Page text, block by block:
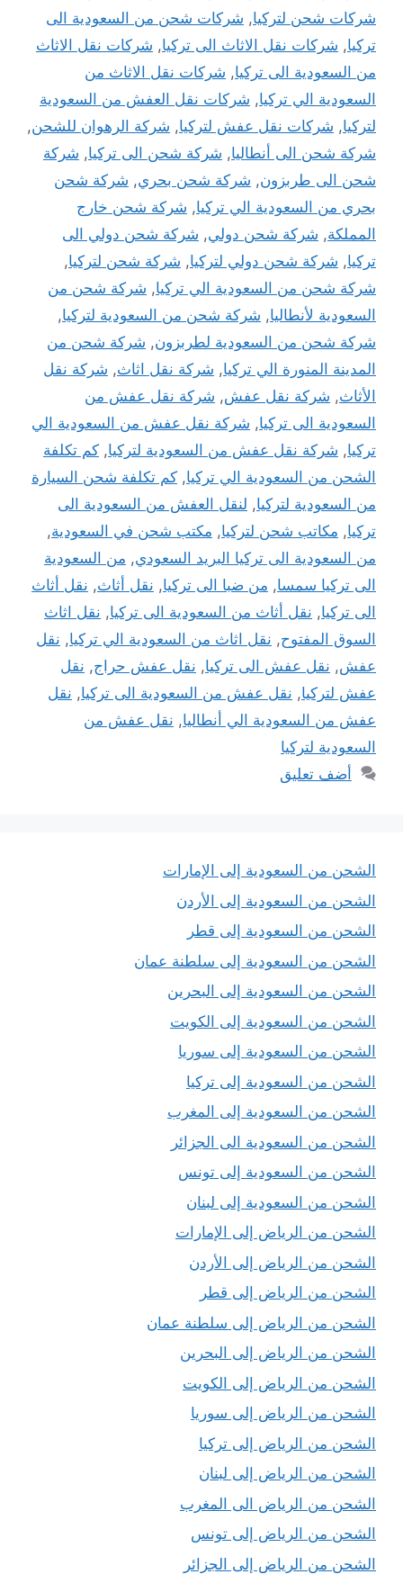
شركات شحن لتركيا, شركات شحن من السعودية الى
تركيا, شركات نقل الاثاث الى تركيا, شركات نقل الاثاث
من السعودية الى تركيا, شركات نقل الاثاث من
السعودية الي تركيا, شركات نقل العفش من السعودية
لتركيا, شركات نقل عفش لتركيا, شركة الرهوان للشحن,
شركة شحن الى أنطاليا, شركة شحن الى تركيا, شركة
شحن الى طربزون, شركة شحن بحري, شركة شحن
بحري من السعودية الي تركيا, شركة شحن خارج
المملكة, شركة شحن دولي, شركة شحن دولي الى
تركيا, شركة شحن دولي لتركيا, شركة شحن لتركيا,
شركة شحن من السعودية الي تركيا, شركة شحن من
السعودية لأنطاليا, شركة شحن من السعودية لتركيا,
شركة شحن من السعودية لطربزون, شركة شحن من
المدينة المنورة الي تركيا, شركة نقل اثاث, شركة نقل
الأثاث, شركة نقل عفش, شركة نقل عفش من
السعودية الى تركيا, شركة نقل عفش من السعودية الي
تركيا, شركة نقل عفش من السعودية لتركيا, كم تكلفة
الشحن من السعودية الي تركيا, كم تكلفة شحن السيارة
من السعودية لتركيا, لنقل العفش من السعودية الى
تركيا, مكاتب شحن لتركيا, مكتب شحن في السعودية,
من السعودية الى تركيا البريد السعودي, من السعودية
الى تركيا سمسا, من ضبا الى تركيا, نقل أثاث, نقل أثاث
الى تركيا, نقل أثاث من السعودية الى تركيا, نقل اثاث
السوق المفتوح, نقل اثاث من السعودية الي تركيا, نقل
عفش, نقل عفش الى تركيا, نقل عفش حراج, نقل
عفش لتركيا, نقل عفش من السعودية الى تركيا, نقل
عفش من السعودية الي أنطاليا, نقل عفش من
السعودية لتركيا
أضف تعليق
الشحن من السعودية إلى الإمارات
الشحن من السعودية إلى الأردن
الشحن من السعودية إلى قطر
الشحن من السعودية إلى سلطنة عمان
الشحن من السعودية إلى البحرين
الشحن من السعودية إلى الكويت
الشحن من السعودية إلى سوريا
الشحن من السعودية إلى تركيا
الشحن من السعودية إلى المغرب
الشحن من السعودية الى الجزائر
الشحن من السعودية إلى تونس
الشحن من السعودية إلى لبنان
الشحن من الرياض إلى الإمارات
الشحن من الرياض إلى الأردن
الشحن من الرياض إلى قطر
الشحن من الرياض إلى سلطنة عمان
الشحن من الرياض إلى البحرين
الشحن من الرياض إلى الكويت
الشحن من الرياض إلى سوريا
الشحن من الرياض إلى تركيا
الشحن من الرياض إلى لبنان
الشحن من الرياض الى المغرب
الشحن من الرياض إلى تونس
الشحن من الرياض إلى الجزائر